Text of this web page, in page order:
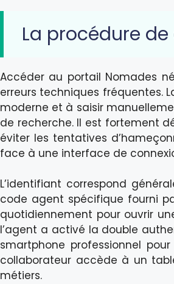
La procédure
Accéder au portail Nomades
erreurs techniques fréquentes.
moderne et à saisir
de recherche. Il est fortement
éviter les tentatives
face à une interface de
L’identifiant correspond
code agent spécifique fourni
quotidiennement pour ouvrir
l’agent a activé la double
smartphone professionnel
collaborateur accède à un
métiers.